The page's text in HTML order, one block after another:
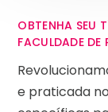
OBTENHA SEU
FACULDADE
e praticada